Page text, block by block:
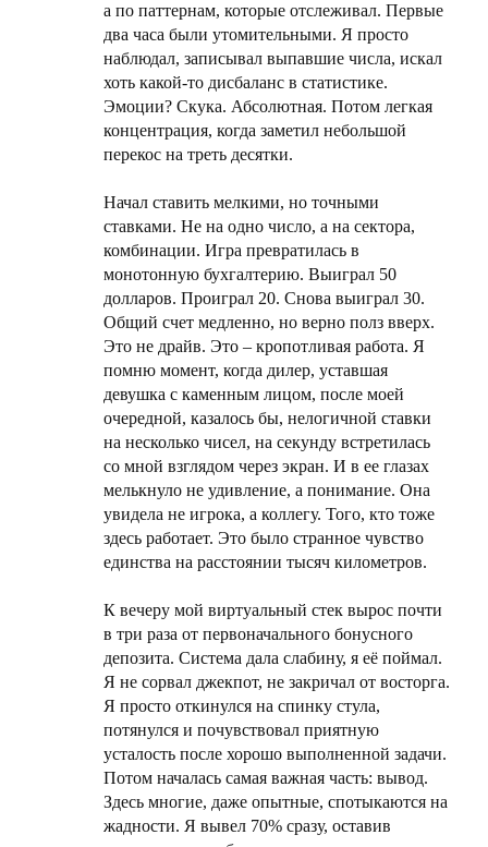
а по паттернам, которые отслеживал. Первые
два часа были утомительными. Я просто
наблюдал, записывал выпавшие числа, искал
хоть какой-то дисбаланс в статистике.
Эмоции? Скука. Абсолютная. Потом легкая
концентрация, когда заметил небольшой
перекос на треть десятки.
Начал ставить мелкими, но точными
ставками. Не на одно число, а на сектора,
комбинации. Игра превратилась в
монотонную бухгалтерию. Выиграл 50
долларов. Проиграл 20. Снова выиграл 30.
Общий счет медленно, но верно полз вверх.
Это не драйв. Это – кропотливая работа. Я
помню момент, когда дилер, уставшая
девушка с каменным лицом, после моей
очередной, казалось бы, нелогичной ставки
на несколько чисел, на секунду встретилась
со мной взглядом через экран. И в ее глазах
мелькнуло не удивление, а понимание. Она
увидела не игрока, а коллегу. Того, кто тоже
здесь работает. Это было странное чувство
единства на расстоянии тысяч километров.
К вечеру мой виртуальный стек вырос почти
в три раза от первоначального бонусного
депозита. Система дала слабину, я её поймал.
Я не сорвал джекпот, не закричал от восторга.
Я просто откинулся на спинку стула,
потянулся и почувствовал приятную
усталость после хорошо выполненной задачи.
Потом началась самая важная часть: вывод.
Здесь многие, даже опытные, спотыкаются на
жадности. Я вывел 70% сразу, оставив